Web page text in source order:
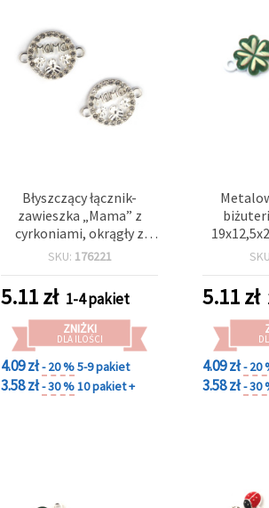
Błyszczący łącznik-
zawieszka „Mama” z
cyrkoniami, okrągły z
kwiatami, metal w
22x16x2 mm, otwór 2
mm, op. 5 szt.
SKU: 176221
5.11zł 1-4 pakiet
ZNIŻKI
DLA ILOŚCI
4.09 zł- 20 %5-9 pakiet
3.58 zł- 30 %10 pakiet +
mm,
5.11zł
4.09 zł- 20
3.58 zł- 30